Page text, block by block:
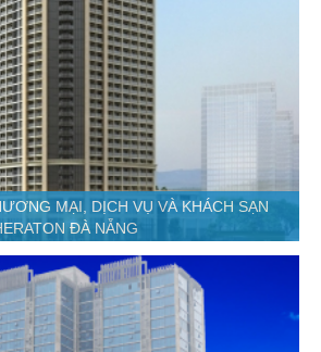
MẠI, DỊCH VỤ VÀ KHÁCH SẠN
ĐÀ NẴNG